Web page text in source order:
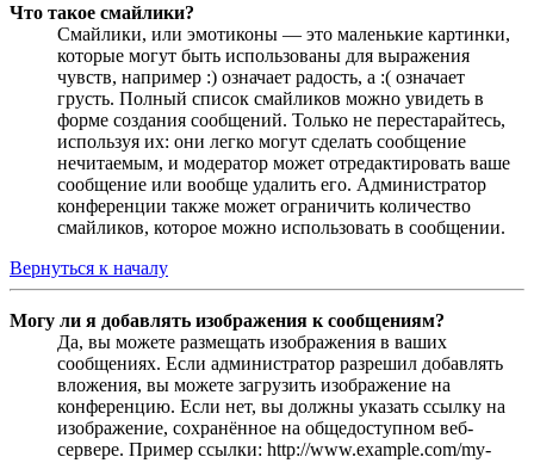
Что такое смайлики?
Смайлики, или эмотиконы — это маленькие картинки,
которые могут быть использованы для выражения
чувств, например :) означает радость, а :( означает
грусть. Полный список смайликов можно увидеть в
форме создания сообщений. Только не перестарайтесь,
используя их: они легко могут сделать сообщение
нечитаемым, и модератор может отредактировать ваше
сообщение или вообще удалить его. Администратор
конференции также может ограничить количество
смайликов, которое можно использовать в сообщении.
Вернуться к началу
Могу ли я добавлять изображения к сообщениям?
Да, вы можете размещать изображения в ваших
сообщениях. Если администратор разрешил добавлять
вложения, вы можете загрузить изображение на
конференцию. Если нет, вы должны указать ссылку на
изображение, сохранённое на общедоступном веб-
сервере. Пример ссылки: http://www.example.com/my-